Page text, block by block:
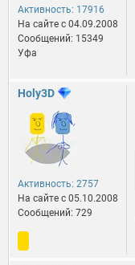
Активность: 17916
На сайте c 04.09.2008
Сообщений: 15349
Уфа
Holy3D
Активность: 2757
На сайте c 05.10.2008
Сообщений: 729